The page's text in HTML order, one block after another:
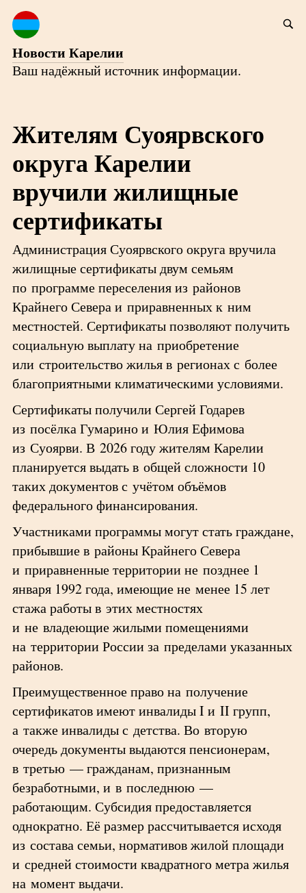
Новости Карелии
Ваш надёжный источник информации.
Жителям Суоярвского
округа Карелии
вручили жилищные
сертификаты
Администрация Суоярвского округа вручила
жилищные сертификаты двум семьям
по программе переселения из районов
Крайнего Севера и приравненных к ним
местностей. Сертификаты позволяют получить
социальную выплату на приобретение
или строительство жилья в регионах с более
благоприятными климатическими условиями.
Сертификаты получили Сергей Годарев
из посёлка Гумарино и Юлия Ефимова
из Суоярви. В 2026 году жителям Карелии
планируется выдать в общей сложности 10
таких документов с учётом объёмов
федерального финансирования.
Участниками программы могут стать граждане,
прибывшие в районы Крайнего Севера
и приравненные территории не позднее 1
января 1992 года, имеющие не менее 15 лет
стажа работы в этих местностях
и не владеющие жилыми помещениями
на территории России за пределами указанных
районов.
Преимущественное право на получение
сертификатов имеют инвалиды I и II групп,
а также инвалиды с детства. Во вторую
очередь документы выдаются пенсионерам,
в третью — гражданам, признанным
безработными, и в последнюю —
работающим. Субсидия предоставляется
однократно. Её размер рассчитывается исходя
из состава семьи, нормативов жилой площади
и средней стоимости квадратного метра жилья
на момент выдачи.